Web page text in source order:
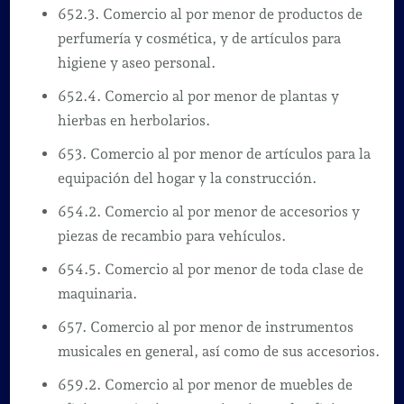
652.3. Comercio al por menor de productos de
perfumería y cosmética, y de artículos para
higiene y aseo personal.
652.4. Comercio al por menor de plantas y
hierbas en herbolarios.
653. Comercio al por menor de artículos para la
equipación del hogar y la construcción.
654.2. Comercio al por menor de accesorios y
piezas de recambio para vehículos.
654.5. Comercio al por menor de toda clase de
maquinaria.
657. Comercio al por menor de instrumentos
musicales en general, así como de sus accesorios.
659.2. Comercio al por menor de muebles de